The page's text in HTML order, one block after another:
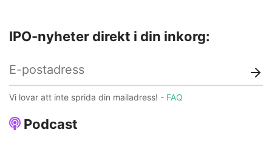
Podcast
IPO-nyheter direkt i din inkorg:
Vi lovar att inte sprida din mailadress! - FAQ